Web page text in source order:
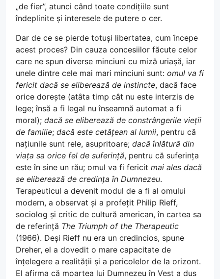
„de fier”, atunci când toate condițiile sunt
îndeplinite și interesele de putere o cer.
Dar de ce se pierde totuși libertatea, cum începe
acest proces? Din cauza concesiilor făcute celor
care ne spun diverse minciuni cu miză uriașă, iar
unele dintre cele mai mari minciuni sunt: omul va fi
fericit dacă se eliberează de instincte, dacă face
orice dorește (atâta timp cât nu este interzis de
lege; însă a fi legal nu înseamnă automat a fi
moral); dacă se eliberează de constrângerile vieții
de familie; dacă este cetățean al lumii, pentru că
națiunile sunt rele, asupritoare; dacă înlătură din
viața sa orice fel de suferință, pentru că suferința
este în sine un rău; omul va fi fericit mai ales dacă
se eliberează de credința în Dumnezeu.
Terapeuticul a devenit modul de a fi al omului
modern, a observat și a profețit Philip Rieff,
sociolog și critic de cultură american, în cartea sa
de referință The Triumph of the Therapeutic
(1966). Deși Rieff nu era un credincios, spune
Dreher, el a dovedit o mare capacitate de
înțelegere a realității și a pericolelor de la orizont.
El afirma că moartea lui Dumnezeu în Vest a dus